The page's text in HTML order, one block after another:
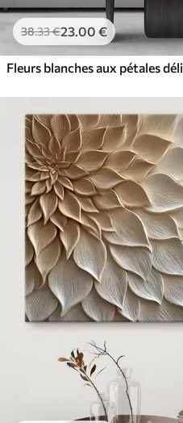
38.33€23.00 €